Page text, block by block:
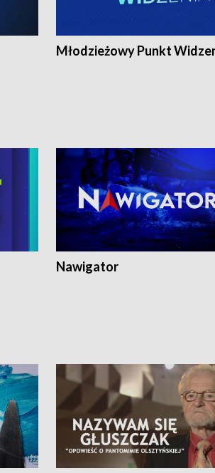
Młodzieżowy Punkt
Nawigator